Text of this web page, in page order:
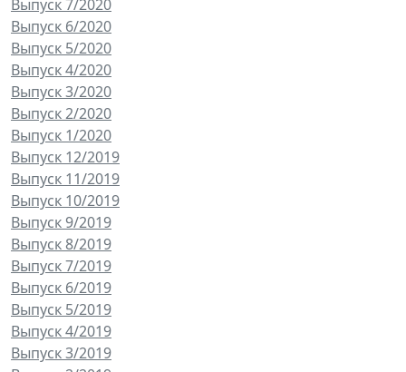
Выпуск 7/2020
Выпуск 6/2020
Выпуск 5/2020
Выпуск 4/2020
Выпуск 3/2020
Выпуск 2/2020
Выпуск 1/2020
Выпуск 12/2019
Выпуск 11/2019
Выпуск 10/2019
Выпуск 9/2019
Выпуск 8/2019
Выпуск 7/2019
Выпуск 6/2019
Выпуск 5/2019
Выпуск 4/2019
Выпуск 3/2019